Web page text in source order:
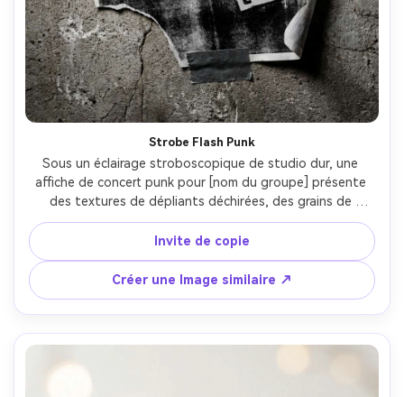
Strobe Flash Punk
Sous un éclairage stroboscopique de studio dur, une
affiche de concert punk pour [nom du groupe] présente
des textures de dépliants déchirées, des grains de
photocopie, un type audacieux estampillé, une
composition diagonale à haut impact, incluant [DATE],
[lieu], [ville], chaos contrôlé mais détails lisibles,
photographié collé à un mur de béton, Sony A7IV, 35mm,
encadrement rapproché, mise au point nette, haute
résolution-AR 4:5
Invite de copie
Créer une Image similaire ↗